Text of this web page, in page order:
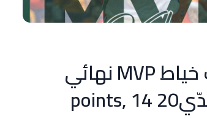
🏆 يوسف خياط MVP نهائي
كأس التحدّي20 points, 14